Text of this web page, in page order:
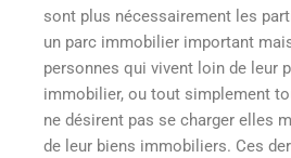
sont plus nécessairement les
un parc immobilier important
personnes qui vivent loin de leur
immobilier, ou tout simplement
ne désirent pas se charger elles
de leur biens immobiliers. Ces